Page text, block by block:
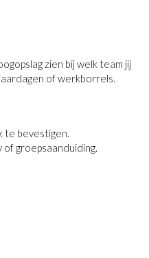
zien bij welk team jij
of werkborrels.
te bevestigen.
groepsaanduiding.